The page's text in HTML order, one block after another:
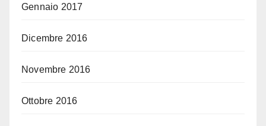
Gennaio 2017
Dicembre 2016
Novembre 2016
Ottobre 2016